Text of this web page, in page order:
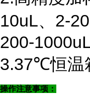
10uL、2-
200-
3.37℃恒温
操作注意事项：